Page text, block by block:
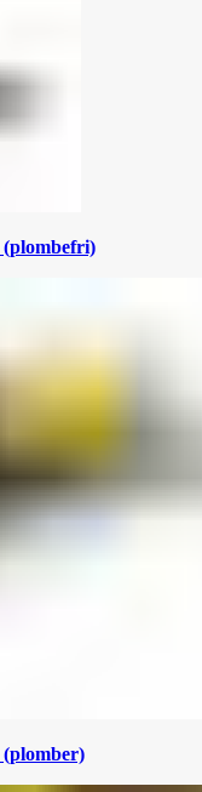
(plombefri)
(plomber)